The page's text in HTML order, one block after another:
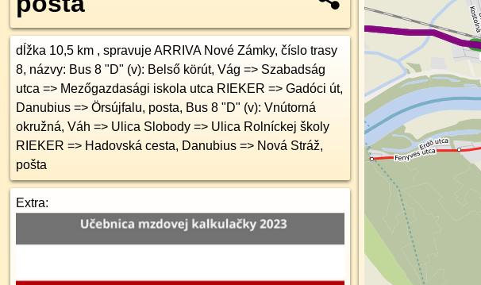
dĺžka 10,5 km , spravuje ARRIVA Nové Zámky, číslo trasy
8, názvy: Bus 8 "D" (v): Belső körút, Vág => Szabadság
utca => Mezőgazdasági iskola utca RIEKER => Gadóci út,
Danubius => Örsújfalu, posta, Bus 8 "D" (v): Vnútorná
okružná, Váh => Ulica Slobody => Ulica Rolníckej školy
RIEKER => Hadovská cesta, Danubius => Nová Stráž,
pošta
Extra: